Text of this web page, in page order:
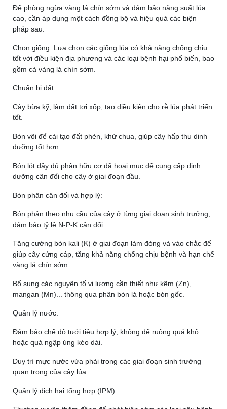
Để phòng ngừa vàng lá chín sớm và đảm bảo năng suất lúa
cao, cần áp dụng một cách đồng bộ và hiệu quả các biện
pháp sau:
Chọn giống: Lựa chọn các giống lúa có khả năng chống chịu
tốt với điều kiện địa phương và các loại bệnh hại phổ biến, bao
gồm cả vàng lá chín sớm.
Chuẩn bị đất:
Cày bừa kỹ, làm đất tơi xốp, tạo điều kiện cho rễ lúa phát triển
tốt.
Bón vôi để cải tạo đất phèn, khử chua, giúp cây hấp thu dinh
dưỡng tốt hơn.
Bón lót đầy đủ phân hữu cơ đã hoai mục để cung cấp dinh
dưỡng cân đối cho cây ở giai đoạn đầu.
Bón phân cân đối và hợp lý:
Bón phân theo nhu cầu của cây ở từng giai đoạn sinh trưởng,
đảm bảo tỷ lệ N-P-K cân đối.
Tăng cường bón kali (K) ở giai đoạn làm đòng và vào chắc để
giúp cây cứng cáp, tăng khả năng chống chịu bệnh và hạn chế
vàng lá chín sớm.
Bổ sung các nguyên tố vi lượng cần thiết như kẽm (Zn),
mangan (Mn)... thông qua phân bón lá hoặc bón gốc.
Quản lý nước:
Đảm bảo chế độ tưới tiêu hợp lý, không để ruộng quá khô
hoặc quá ngập úng kéo dài.
Duy trì mực nước vừa phải trong các giai đoạn sinh trưởng
quan trọng của cây lúa.
Quản lý dịch hại tổng hợp (IPM):